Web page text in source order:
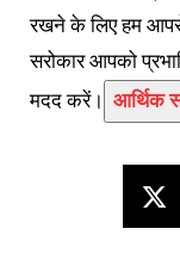
रखने के लिए हम
सरोकार आपको
मदद करें। आर्थिक